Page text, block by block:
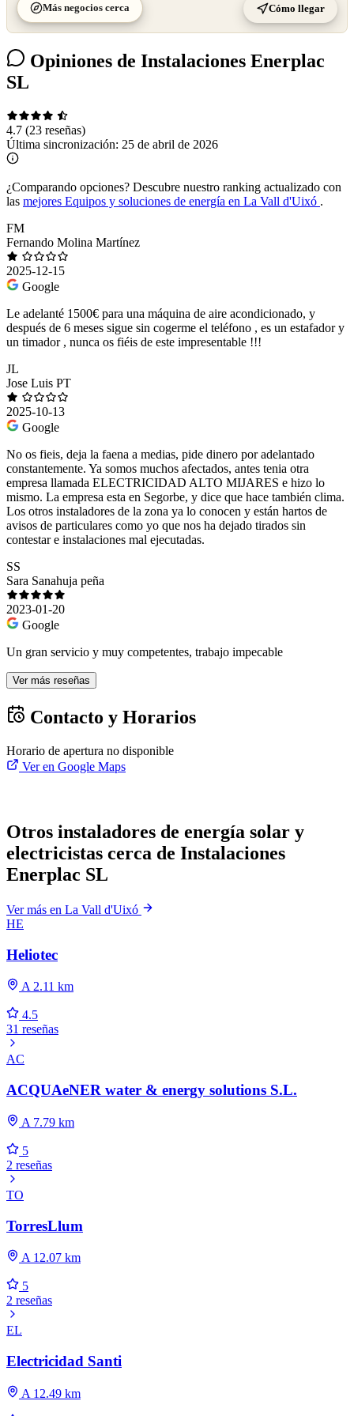
Más negocios cerca Cómo llegar
Opiniones de Instalaciones Enerplac
SL
4.7 (23 reseñas)
Última sincronización: 25 de abril de 2026
¿Comparando opciones? Descubre nuestro ranking actualizado con
las mejores Equipos y soluciones de energía en La Vall d'Uixó .
FM
Fernando Molina Martínez
2025-12-15
Google
Le adelanté 1500€ para una máquina de aire acondicionado, y
después de 6 meses sigue sin cogerme el teléfono , es un estafador y
un timador , nunca os fiéis de este impresentable !!!
JL
Jose Luis PT
2025-10-13
Google
No os fieis, deja la faena a medias, pide dinero por adelantado
constantemente. Ya somos muchos afectados, antes tenia otra
empresa llamada ELECTRICIDAD ALTO MIJARES e hizo lo
mismo. La empresa esta en Segorbe, y dice que hace también clima.
Los otros instaladores de la zona ya lo conocen y están hartos de
avisos de particulares como yo que nos ha dejado tirados sin
contestar e instalaciones mal ejecutadas.
SS
Sara Sanahuja peña
2023-01-20
Google
Un gran servicio y muy competentes, trabajo impecable
Ver más reseñas
Contacto y Horarios
Horario de apertura no disponible
Ver en Google Maps
Otros instaladores de energía solar y
electricistas cerca de Instalaciones
Enerplac SL
Ver más en La Vall d'Uixó
HE
Heliotec
A 2.11 km
4.5
31 reseñas
AC
ACQUAeNER water & energy solutions S.L.
A 7.79 km
5
2 reseñas
TO
TorresLlum
A 12.07 km
5
2 reseñas
EL
Electricidad Santi
A 12.49 km